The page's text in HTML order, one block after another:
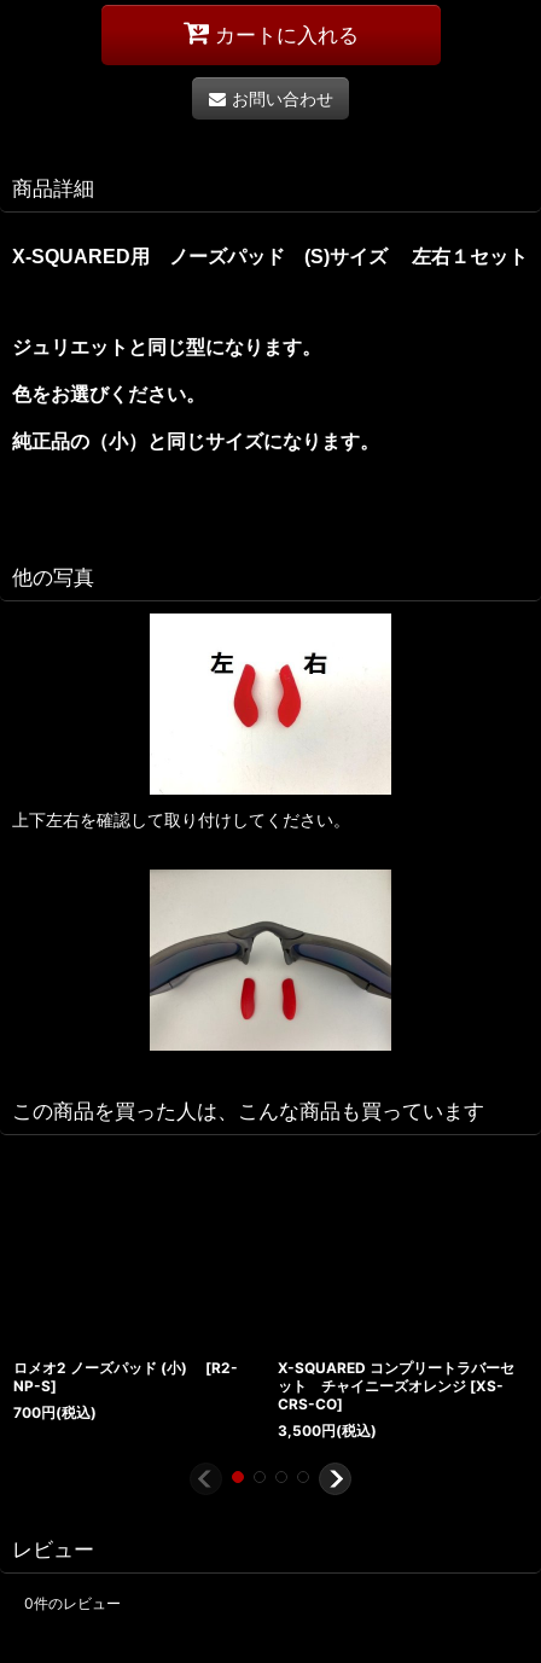
カートに入れる
お問い合わせ
商品詳細
X-SQUARED用 ノーズパッド (S)サイズ 左右１セット
ジュリエットと同じ型になります。
色をお選びください。
純正品の（小）と同じサイズになります。
他の写真
上下左右を確認して取り付けしてください。
この商品を買った人は、こんな商品も買っています
ロメオ2 ノーズパッド (小) [R2-
NP-S]
700円(税込)
X-SQUARED コンプリートラバーセ
ット チャイニーズオレンジ [XS-
CRS-CO]
3,500円(税込)
レビュー
0件のレビュー